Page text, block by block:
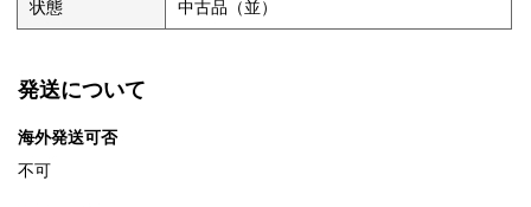
状態 中古品（並）
発送について
海外発送可否
不可